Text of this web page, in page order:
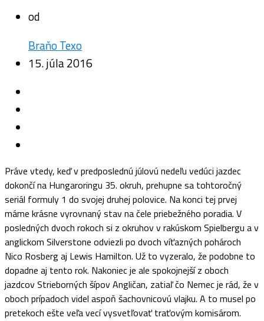
od
Braňo Texo
15. júla 2016
Práve vtedy, keď v predposlednú júlovú nedeľu vedúci jazdec
dokončí na Hungaroringu 35. okruh, prehupne sa tohtoročný
seriál formuly 1 do svojej druhej polovice. Na konci tej prvej
máme krásne vyrovnaný stav na čele priebežného poradia. V
posledných dvoch rokoch si z okruhov v rakúskom Spielbergu a v
anglickom Silverstone odviezli po dvoch víťazných pohároch
Nico Rosberg aj Lewis Hamilton. Už to vyzeralo, že podobne to
dopadne aj tento rok. Nakoniec je ale spokojnejší z oboch
jazdcov Strieborných šípov Angličan, zatiaľ čo Nemec je rád, že v
oboch prípadoch videl aspoň šachovnicovú vlajku. A to musel po
pretekoch ešte veľa vecí vysvetľovať traťovým komisárom.